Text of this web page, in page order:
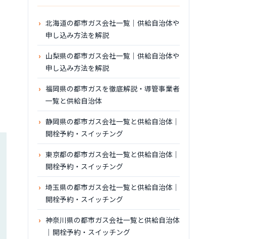
北海道の都市ガス会社一覧｜供給自治体や
申し込み方法を解説
山梨県の都市ガス会社一覧｜供給自治体や
申し込み方法を解説
福岡県の都市ガスを徹底解説・導管事業者
一覧と供給自治体
静岡県の都市ガス会社一覧と供給自治体｜
開栓予約・スイッチング
東京都の都市ガス会社一覧と供給自治体｜
開栓予約・スイッチング
埼玉県の都市ガス会社一覧と供給自治体｜
開栓予約・スイッチング
神奈川県の都市ガス会社一覧と供給自治体
｜開栓予約・スイッチング